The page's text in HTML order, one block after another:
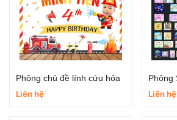
Phông chủ đề lính cứu hỏa
Liên hệ
Liên hệ